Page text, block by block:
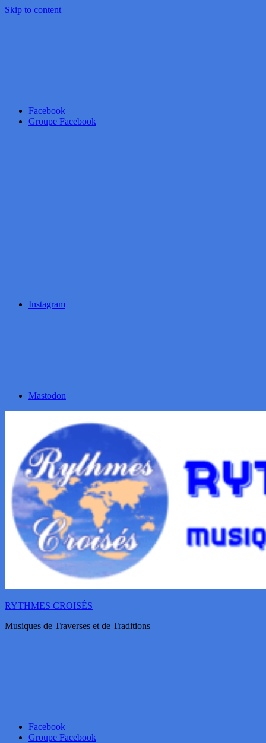
Skip to content
Facebook
Groupe Facebook
Instagram
Mastodon
RYTHMES CROISÉS
Musiques de Traverses et de Traditions
Facebook
Groupe Facebook